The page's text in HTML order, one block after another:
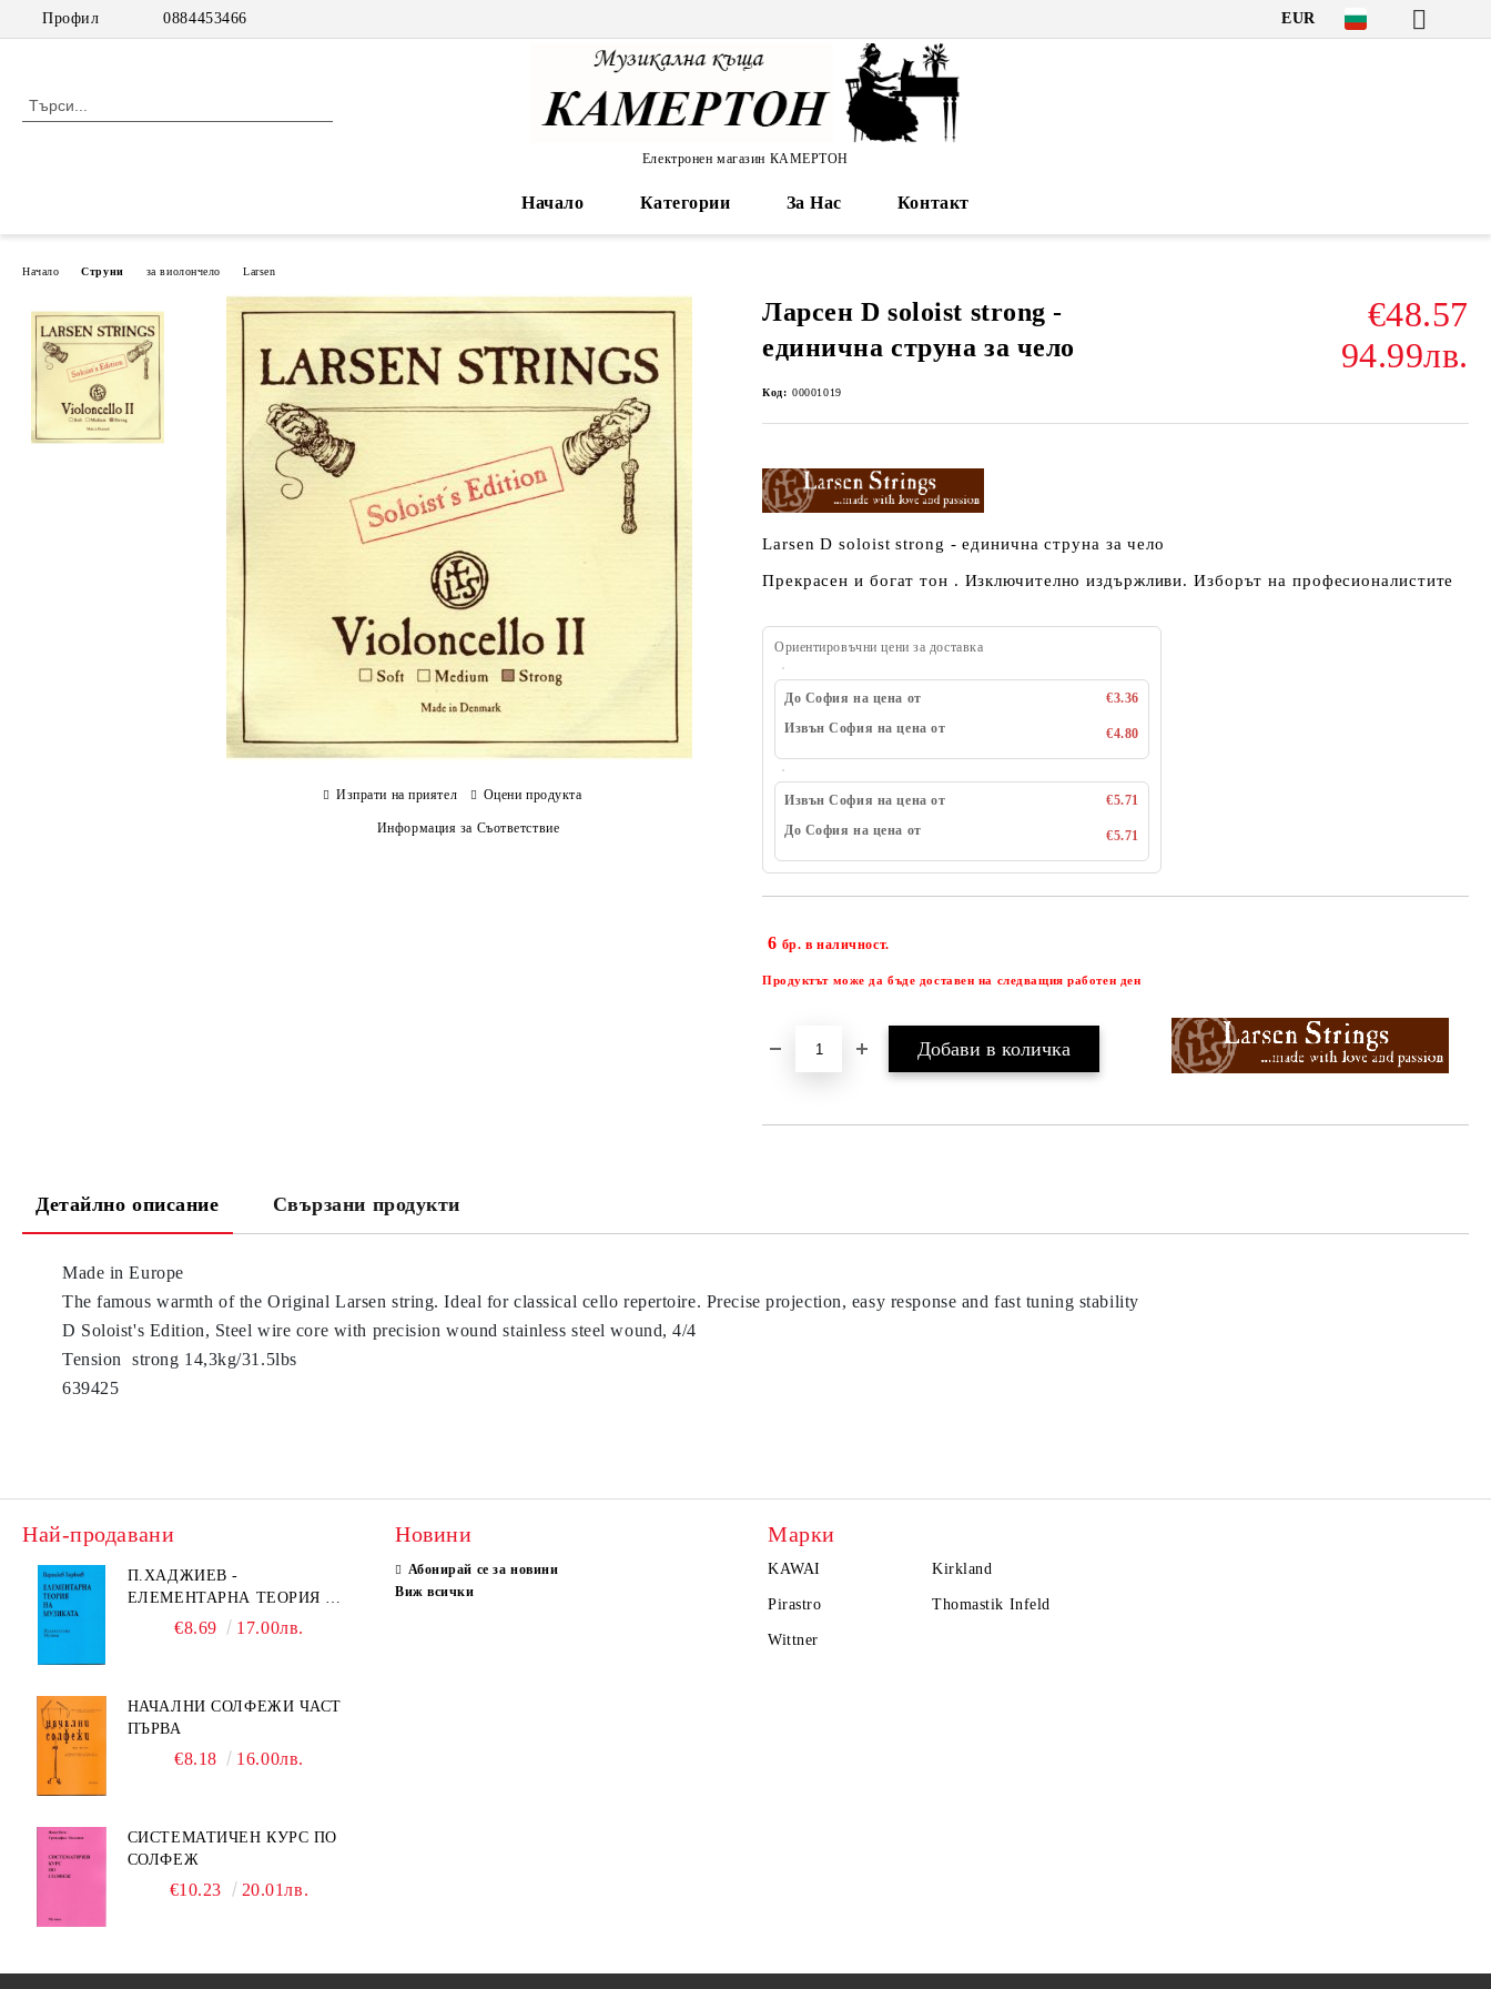
Профил 0884453466 EUR
Електронен магазин КАМЕРТОН
Начало Категории За Нас Контакт
Начало Струни за виолончело Larsen
Ларсен D soloist strong -
единична струна за чело
€48.57
94.99лв.
Код: 00001019
Larsen D soloist strong - единична струна за чело
Прекрасен и богат тон . Изключително издържливи. Изборът на професионалистите
Ориентировъчни цени за доставка
До София на цена от
€3.36
Извън София на цена от
€4.80
Извън София на цена от
€5.71
До София на цена от
€5.71
6 бр. в наличност.
Продуктът може да бъде доставен на следващия работен ден
Изпрати на приятел Оцени продукта
Информация за Съответствие
Детайлно описание Свързани продукти
Made in Europe
The famous warmth of the Original Larsen string. Ideal for classical cello repertoire. Precise projection, easy response and fast tuning stability
D Soloist's Edition, Steel wire core with precision wound stainless steel wound, 4/4
Tension strong 14,3kg/31.5lbs
639425
Най-продавани
П.ХАДЖИЕВ -
ЕЛЕМЕНТАРНА ТЕОРИЯ НА
МУЗИКАТА
€8.69 17.00лв.
НАЧАЛНИ СОЛФЕЖИ ЧАСТ
ПЪРВА
€8.18 16.00лв.
СИСТЕМАТИЧЕН КУРС ПО
СОЛФЕЖ
€10.23 20.01лв.
Новини
Абонирай се за новини
Виж всички
Марки
KAWAI Kirkland
Pirastro Thomastik Infeld
Wittner